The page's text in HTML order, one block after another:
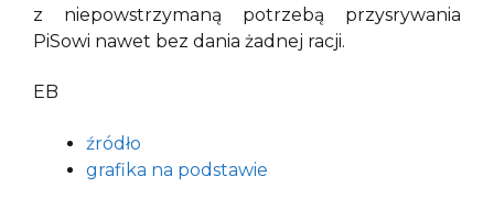
z niepowstrzymaną potrzebą przysrywania
PiSowi nawet bez dania żadnej racji.
EB
źródło
grafika na podstawie